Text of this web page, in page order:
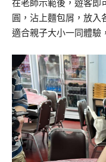
在老師示範後，遊客即
圓，沾上麵包屑，放入
適合親子大小一同體驗